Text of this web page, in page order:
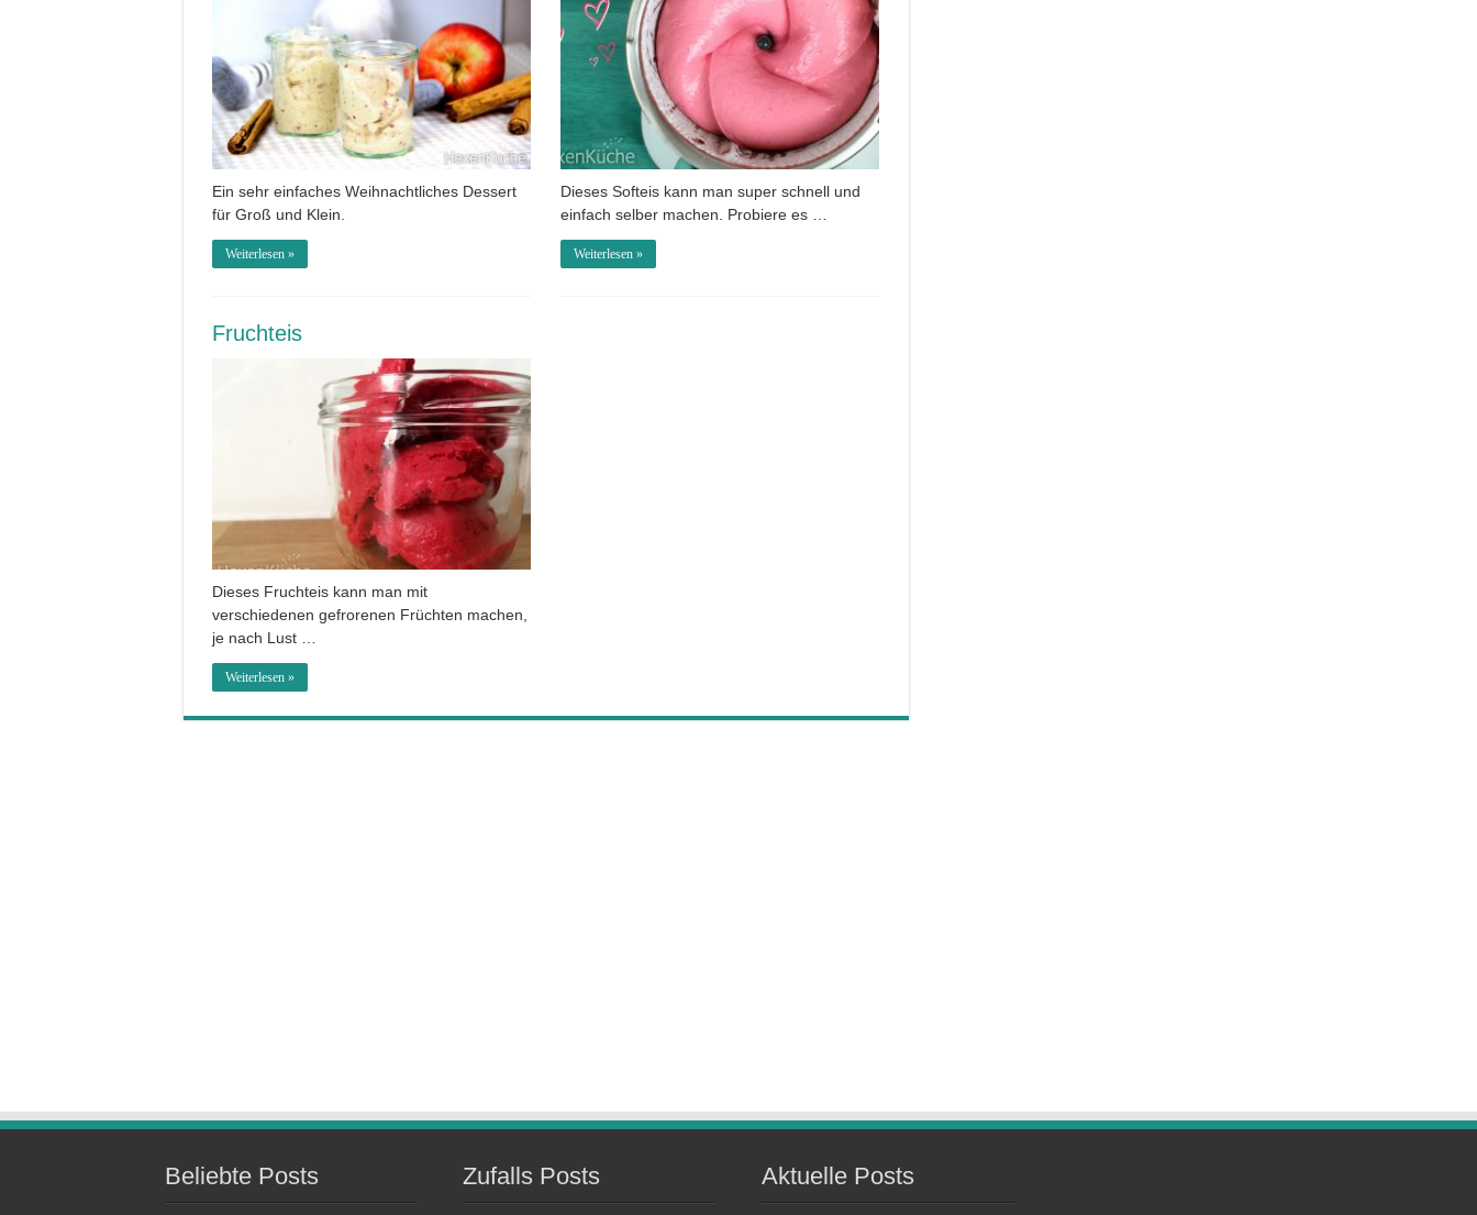
Ein sehr einfaches Weihnachtliches Dessert
für Groß und Klein.
Weiterlesen »
Dieses Softeis kann man super schnell und
einfach selber machen. Probiere es …
Weiterlesen »
Fruchteis
Dieses Fruchteis kann man mit
verschiedenen gefrorenen Früchten machen,
je nach Lust …
Weiterlesen »
Beliebte Posts Zufalls Posts Aktuelle Posts